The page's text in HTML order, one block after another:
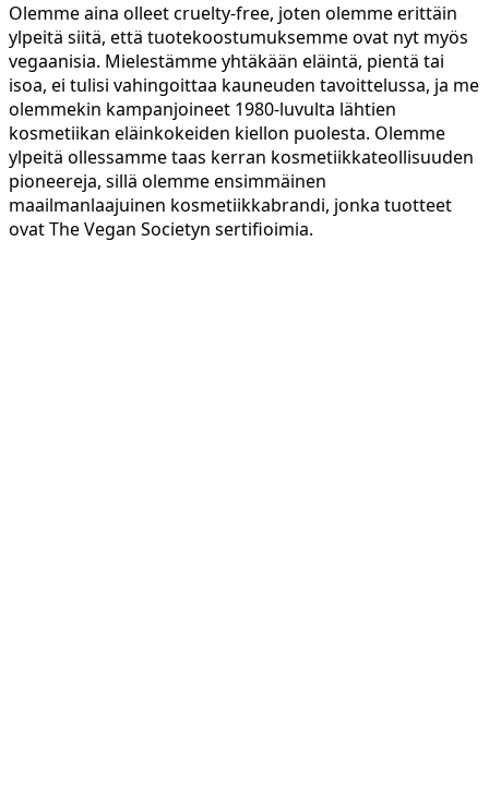
Olemme aina olleet cruelty-free, joten olemme erittäin
ylpeitä siitä, että tuotekoostumuksemme ovat nyt myös
vegaanisia. Mielestämme yhtäkään eläintä, pientä tai
isoa, ei tulisi vahingoittaa kauneuden tavoittelussa, ja me
olemmekin kampanjoineet 1980-luvulta lähtien
kosmetiikan eläinkokeiden kiellon puolesta. Olemme
ylpeitä ollessamme taas kerran kosmetiikkateollisuuden
pioneereja, sillä olemme ensimmäinen
maailmanlaajuinen kosmetiikkabrandi, jonka tuotteet
ovat The Vegan Societyn sertifioimia.